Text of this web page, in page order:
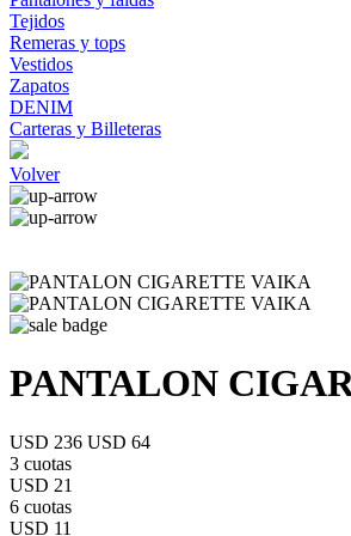
Tejidos
Remeras y tops
Vestidos
Zapatos
DENIM
Carteras y Billeteras
Volver
PANTALON
USD 236 USD 64
3 cuotas
USD 21
6 cuotas
USD 11